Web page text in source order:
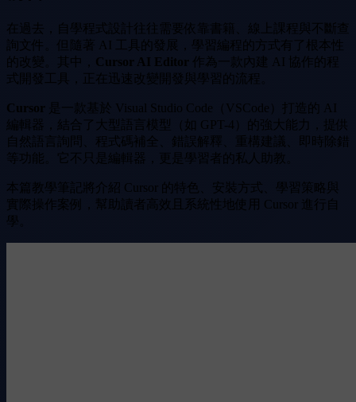
在過去，自學程式設計往往需要依靠書籍、線上課程與不斷查
詢文件。但隨著 AI 工具的發展，學習編程的方式有了根本性
的改變。其中， Cursor AI Editor 作為一款內建 AI 協作的程
式開發工具，正在迅速改變開發與學習的流程。
Cursor
是一款基於 Visual Studio Code（VSCode）打造的 AI
編輯器，結合了大型語言模型（如 GPT-4）的強大能力，提供
自然語言詢問、程式碼補全、錯誤解釋、重構建議、即時除錯
等功能。它不只是編輯器，更是學習者的私人助教。
本篇教學筆記將介紹 Cursor 的特色、安裝方式、學習策略與
實際操作案例，幫助讀者高效且系統性地使用 Cursor 進行自
學。